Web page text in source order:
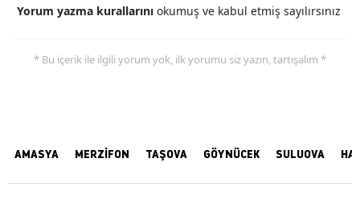
Yorum yazma kurallarını okumuş ve kabul etmiş sayılırsınız
* Bu içerik ile ilgili yorum yok, ilk yorumu siz yazın, tartışalım *
AMASYA MERZİFON TAŞOVA GÖYNÜCEK SULUOVA